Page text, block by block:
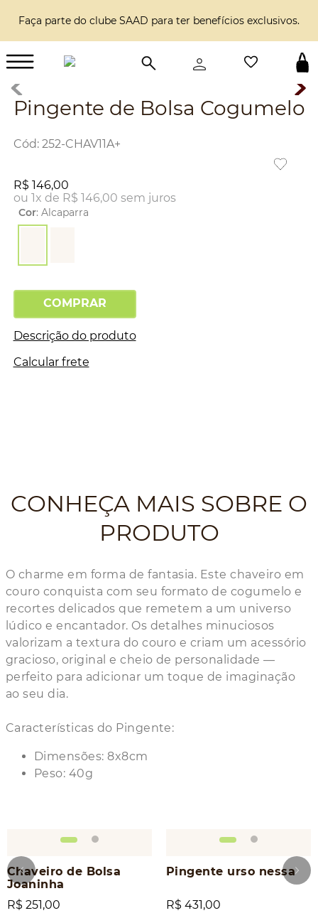
Faça parte do clube SAAD para ter benefícios exclusivos.
Pingente de Bolsa Cogumelo
: 252-CHAV11A+
R$ 146,00
ou 1x de R$ 146,00 sem juros
Cor: Alcaparra
COMPRAR
Descrição do produto
Calcular frete
CONHEÇA MAIS SOBRE O
PRODUTO
O charme em forma de fantasia. Este chaveiro em
couro conquista com seu formato de cogumelo e
recortes delicados que remetem a um universo
lúdico e encantador. Os detalhes minuciosos
valorizam a textura do couro e criam um acessório
gracioso, original e cheio de personalidade —
perfeito para adicionar um toque de imaginação
ao seu dia.
Características do Pingente:
Dimensões: 8x8cm
Peso: 40g
Chaveiro de Bolsa
Joaninha
R$ 251,00
Pingente urso nessa
R$ 431,00